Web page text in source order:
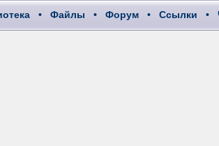
• Файлы • Форум • Ссылки •